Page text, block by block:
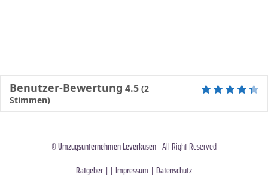
Benutzer-Bewertung 4.5 (2
Stimmen)
©Umzugsunternehmen Leverkusen- All Right Reserved
Ratgeber | | Impressum | Datenschutz